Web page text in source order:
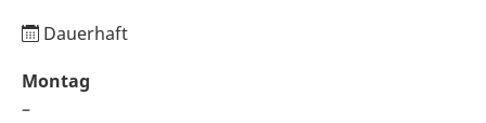
Dauerhaft
Montag
–